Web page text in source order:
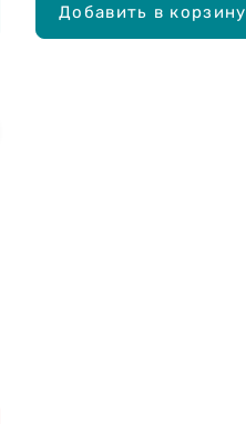
Добавить в корзину